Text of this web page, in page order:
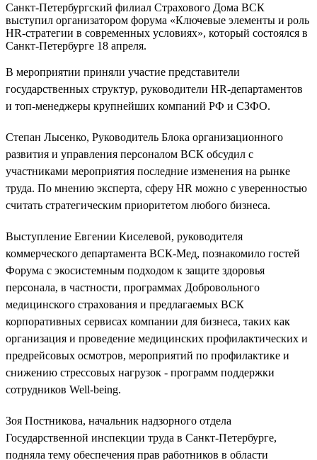
Санкт-Петербургский филиал Страхового Дома ВСК
выступил организатором форума «Ключевые элементы и роль
HR-стратегии в современных условиях», который состоялся в
Санкт-Петербурге 18 апреля.
В мероприятии приняли участие представители
государственных структур, руководители HR-департаментов
и топ-менеджеры крупнейших компаний РФ и СЗФО.
Степан Лысенко, Руководитель Блока организационного
развития и управления персоналом ВСК обсудил с
участниками мероприятия последние изменения на рынке
труда. По мнению эксперта, сферу HR можно с уверенностью
считать стратегическим приоритетом любого бизнеса.
Выступление Евгении Киселевой, руководителя
коммерческого департамента ВСК-Мед, познакомило гостей
Форума с экосистемным подходом к защите здоровья
персонала, в частности, программах Добровольного
медицинского страхования и предлагаемых ВСК
корпоративных сервисах компании для бизнеса, таких как
организация и проведение медицинских профилактических и
предрейсовых осмотров, мероприятий по профилактике и
снижению стрессовых нагрузок - программ поддержки
сотрудников Well-being.
Зоя Постникова, начальник надзорного отдела
Государственной инспекции труда в Санкт-Петербурге,
подняла тему обеспечения прав работников в области